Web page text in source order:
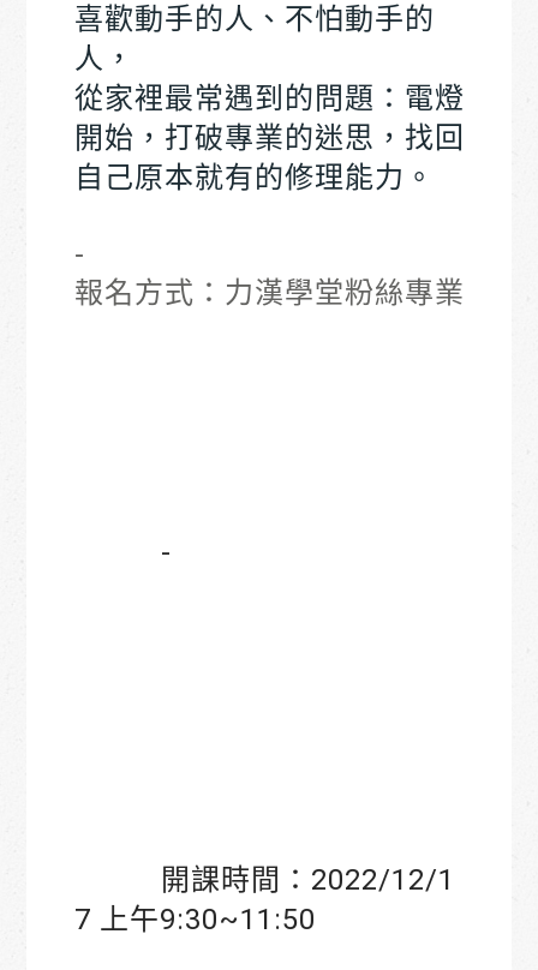
喜歡動手的人、不怕動手的
人，
從家裡最常遇到的問題：電燈
開始，打破專業的迷思，找回
自己原本就有的修理能力。
-
報名方式： 力漢學堂粉絲專業
-
開課時間：2022/12/1
7 上午9:30~11:50